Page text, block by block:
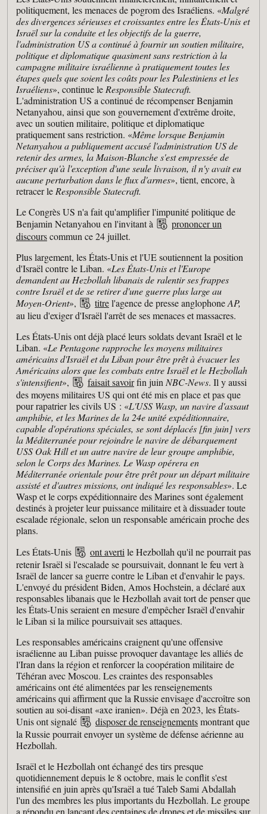
politiquement, les menaces de pogrom des Israéliens. «Malgré
des divergences sérieuses et croissantes entre les États-Unis et
Israël sur la conduite et les objectifs de la guerre,
l'administration US a continué à fournir un soutien militaire,
politique et diplomatique quasiment sans restriction à la
campagne militaire israélienne à pratiquement toutes les
étapes quels que soient les coûts pour les Palestiniens et les
Israéliens», continue leResponsible Statecraft.
L'administration US a continué de récompenser Benjamin
Netanyahou, ainsi que son gouvernement d'extrême droite,
avec un soutien militaire, politique et diplomatique
pratiquement sans restriction. «Même lorsque Benjamin
Netanyahou a publiquement accusé l'administration US de
retenir des armes, la Maison-Blanche s'est empressée de
préciser qu'à l'exception d'une seule livraison, il n'y avait eu
aucune perturbation dans le flux d'armes», tient, encore, à
retracer leResponsible Statecraft.
Le Congrès US n'a fait qu'amplifier l'impunité politique de
Benjamin Netanyahou en l'invitant à
prononcer un
discourscommun ce 24 juillet.
Plus largement, les États-Unis et l'UE soutiennent la position
d'Israël contre le Liban. «Les États-Unis et l'Europe
demandent au Hezbollah libanais de ralentir ses frappes
contre Israël et de se retirer d'une guerre plus large au
Moyen-Orient», titrel'agence de presse anglophoneAP,
au lieu d'exiger d'Israël l'arrêt de ses menaces et massacres.
Les États-Unis ont déjà placé leurs soldats devant Israël et le
Liban. «Le Pentagone rapproche les moyens militaires
américains d'Israël et du Liban pour être prêt à évacuer les
Américains alors que les combats entre Israël et le Hezbollah
s'intensifient», faisait savoirfin juinNBC-News. Il y aussi
des moyens militaires US qui ont été mis en place et pas que
pour rapatrier les civils US : «L'USS Wasp, un navire d'assaut
amphibie, et les Marines de la 24e unité expéditionnaire,
capable d'opérations spéciales, se sont déplacés [fin juin] vers
la Méditerranée pour rejoindre le navire de débarquement
USS Oak Hill et un autre navire de leur groupe amphibie,
selon le Corps des Marines. Le Wasp opérera en
Méditerranée orientale pour être prêt pour un départ militaire
assisté et d'autres missions, ont indiqué les responsables». Le
Wasp et le corps expéditionnaire des Marines sont également
destinés à projeter leur puissance militaire et à dissuader toute
escalade régionale, selon un responsable américain proche des
plans.
Les États-Unis
ont avertile Hezbollah qu'il ne pourrait pas
retenir Israël si l'escalade se poursuivait, donnant le feu vert à
Israël de lancer sa guerre contre le Liban et d'envahir le pays.
L'envoyé du président Biden, Amos Hochstein, a déclaré aux
responsables libanais que le Hezbollah avait tort de penser que
les États-Unis seraient en mesure d'empêcher Israël d'envahir
le Liban si la milice poursuivait ses attaques.
Les responsables américains craignent qu'une offensive
israélienne au Liban puisse provoquer davantage les alliés de
l'Iran dans la région et renforcer la coopération militaire de
Téhéran avec Moscou. Les craintes des responsables
américains ont été alimentées par les renseignements
américains qui affirment que la Russie envisage d'accroître son
soutien au soi-disant «axe iranien». Déjà en 2023, les États-
Unis ont signalé
disposer de renseignementsmontrant que
la Russie pourrait envoyer un système de défense aérienne au
Hezbollah.
Israël et le Hezbollah ont échangé des tirs presque
quotidiennement depuis le 8 octobre, mais le conflit s'est
intensifié en juin après qu'Israël a tué Taleb Sami Abdallah
l'un des membres les plus importants du Hezbollah. Le groupe